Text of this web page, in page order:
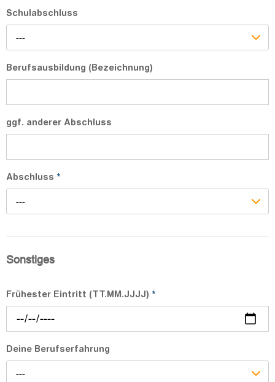
Schulabschluss
---
Berufsausbildung (Bezeichnung)
ggf. anderer Abschluss
Abschluss *
---
Sonstiges
Frühester Eintritt (TT.MM.JJJJ) *
Deine Berufserfahrung
---